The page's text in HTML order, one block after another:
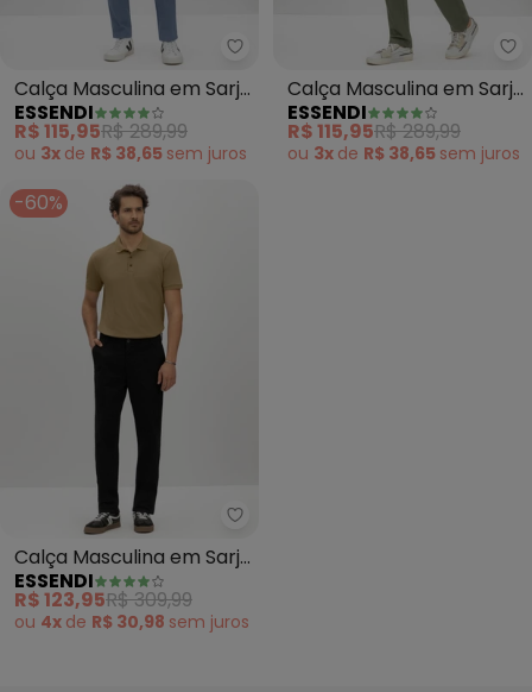
Essendi - Calça Masculina em
Calça Masculina em Sarja
(Azul)
ESSENDI
R$ 115,95R$ 289,99
ou 3x de R$ 38,65 sem juros
Calça Masculina em Sarja
(Verde)
ESSENDI
R$ 115,95R$ 289,99
ou 3x de R$ 38,65 sem juros
-60%
Essendi - Calça Masculina em
Calça Masculina em Sarja
(Preto)
ESSENDI
R$ 123,95R$ 309,99
ou 4x de R$ 30,98 sem juros